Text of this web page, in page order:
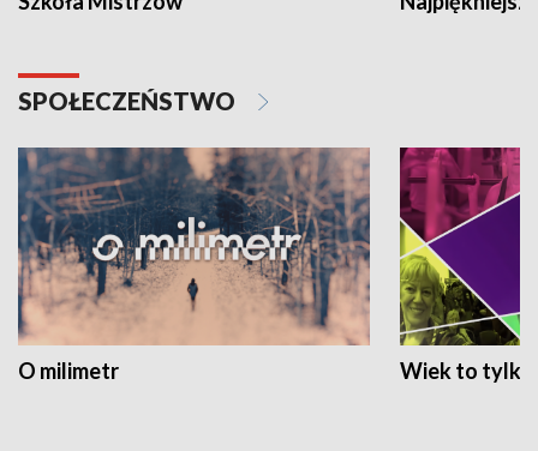
SPOŁECZEŃSTWO
O milimetr Wiek to tylko